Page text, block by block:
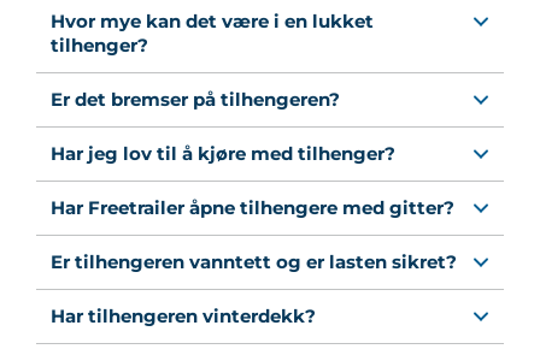
Hvor mye kan det være i en lukket
tilhenger?
Er det bremser på tilhengeren?
Har jeg lov til å kjøre med tilhenger?
Har Freetrailer åpne tilhengere med gitter?
Er tilhengeren vanntett og er lasten sikret?
Har tilhengeren vinterdekk?